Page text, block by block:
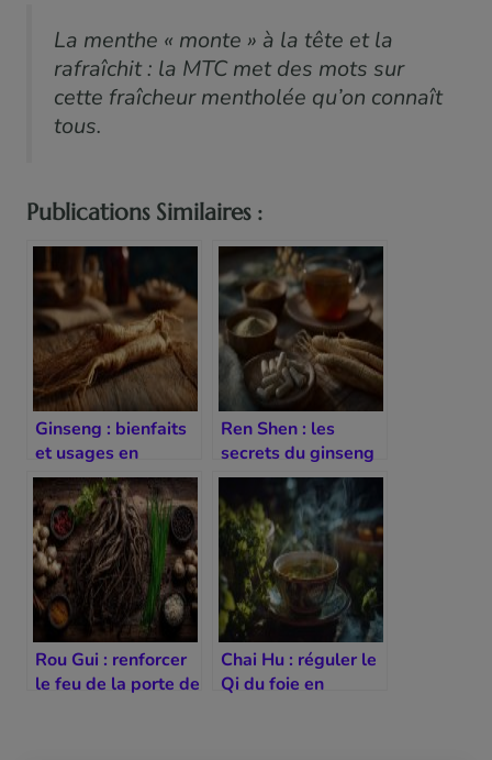
La menthe « monte » à la tête et la
rafraîchit : la MTC met des mots sur
cette fraîcheur mentholée qu’on connaît
tous.
Publications Similaires :
Ginseng : bienfaits
et usages en
médecine chinoise
Ren Shen : les
secrets du ginseng
asiatique
traditionnel
Rou Gui : renforcer
le feu de la porte de
Chai Hu : réguler le
Qi du foie en